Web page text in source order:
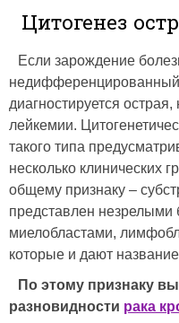
Цитогенез
Если зарождение
недифференцированный
диагностируется
лейкемии.
такого типа
несколько клинических
общему признаку –
представлен незрелыми
миелобластами,
которые и дают
По этому признаку
разновидности рака